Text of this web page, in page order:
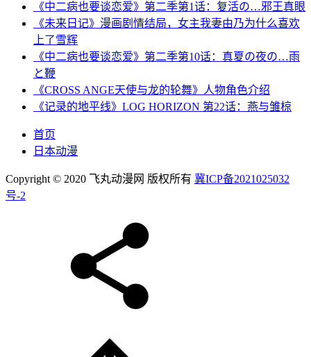
《中二病也要谈恋爱》第二季第1话：复活の…邪王真眼
《未来日记》漫画剧情结局，女主我妻由乃为什么喜欢
上了雪辉
《中二病也要谈恋爱》第二季第10话：真夏の夜の…雨
と鞭
《CROSS ANGE天使与龙的轮舞》人物角色介绍
《记录的地平线》LOG HORIZON 第22话：燕与雏椋
首页
日本动漫
Copyright © 2020 飞丸动漫网 版权所有 冀ICP备2021025032
号-2